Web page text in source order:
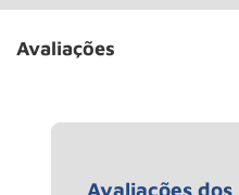
Avaliações
Avaliações